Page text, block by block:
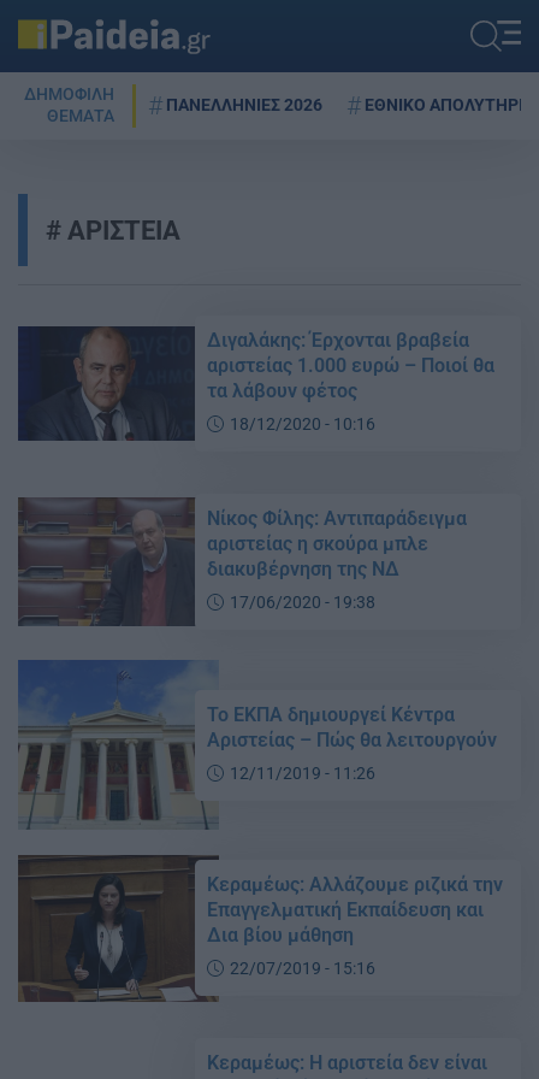
ΔΗΜΟΦΙΛΗ
ΘΕΜΑΤΑ
ΠΑΝΕΛΛΗΝΙΕΣ 2026 ΕΘΝΙΚΟ ΑΠΟΛΥΤΗΡΙΟ
ΑΡΙΣΤΕΙΑ
Διγαλάκης: Έρχονται βραβεία
αριστείας 1.000 ευρώ – Ποιοί θα
τα λάβουν φέτος
18/12/2020 - 10:16
Νίκος Φίλης: Αντιπαράδειγμα
αριστείας η σκούρα μπλε
διακυβέρνηση της ΝΔ
17/06/2020 - 19:38
Το ΕΚΠΑ δημιουργεί Κέντρα
Αριστείας – Πώς θα λειτουργούν
12/11/2019 - 11:26
Κεραμέως: Αλλάζουμε ριζικά την
Επαγγελματική Εκπαίδευση και
Δια βίου μάθηση
22/07/2019 - 15:16
Κεραμέως: Η αριστεία δεν είναι